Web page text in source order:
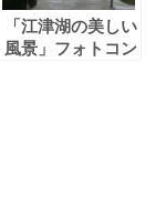
「江津湖の美しい
風景」フォトコン